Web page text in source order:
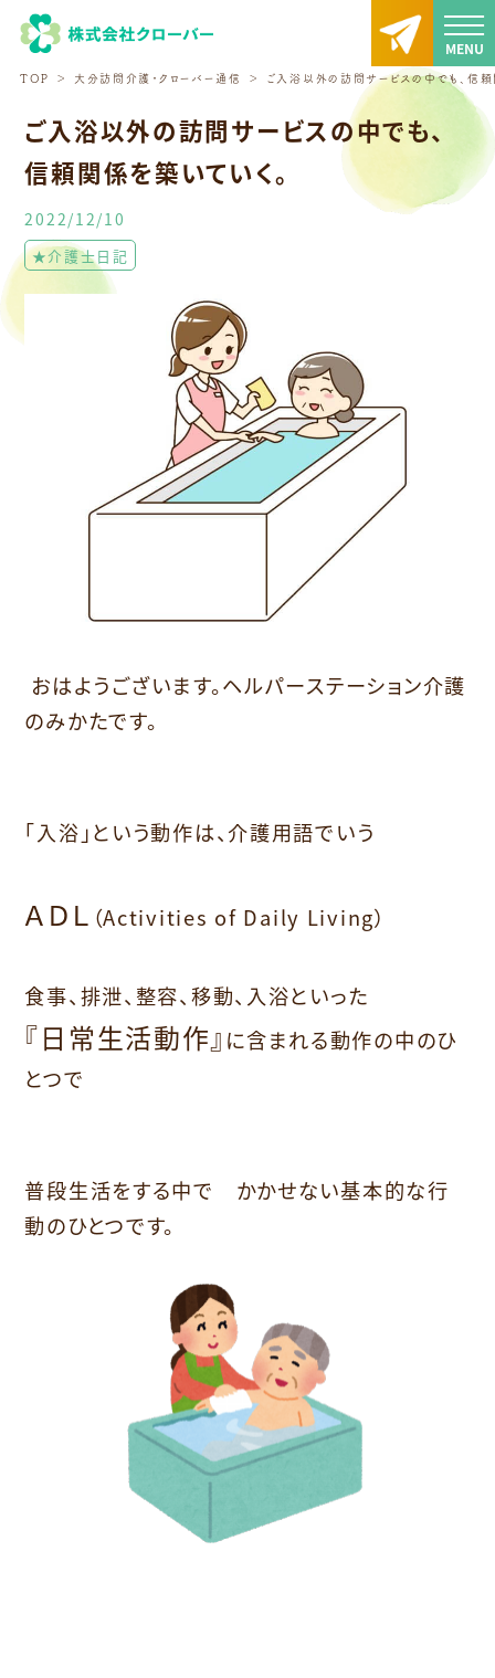
TOP 大分訪問介護・クローバー通信 ご入浴以外の訪問サービスの中でも、信頼
ご入浴以外の訪問サービスの中でも、
信頼関係を築いていく。
2022/12/10
★介護士日記
おはようございます。ヘルパーステーション介護
のみかたです。
「入浴」という動作は、介護用語でいう
ＡＤＬ （Activities of Daily Living）
食事、排泄、整容、移動、入浴といった
『日常生活動作』 に含まれる動作の中のひ
とつで
普段生活をする中で かかせない基本的な行
動のひとつです。